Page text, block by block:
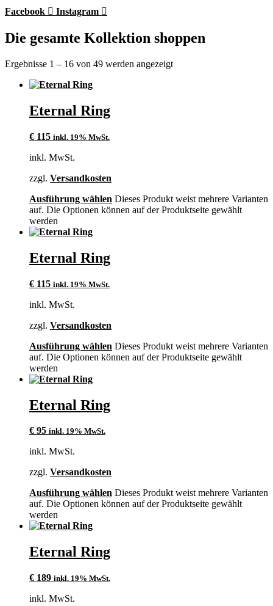
Facebook Instagram
Die gesamte Kollektion shoppen
Ergebnisse 1 – 16 von 49 werden angezeigt
Eternal Ring
€ 115 inkl. 19% MwSt.
inkl. MwSt.
zzgl. Versandkosten
Ausführung wählen Dieses Produkt weist mehrere Varianten
auf. Die Optionen können auf der Produktseite gewählt
werden
Eternal Ring
€ 115 inkl. 19% MwSt.
inkl. MwSt.
zzgl. Versandkosten
Ausführung wählen Dieses Produkt weist mehrere Varianten
auf. Die Optionen können auf der Produktseite gewählt
werden
Eternal Ring
€ 95 inkl. 19% MwSt.
inkl. MwSt.
zzgl. Versandkosten
Ausführung wählen Dieses Produkt weist mehrere Varianten
auf. Die Optionen können auf der Produktseite gewählt
werden
Eternal Ring
€ 189 inkl. 19% MwSt.
inkl. MwSt.